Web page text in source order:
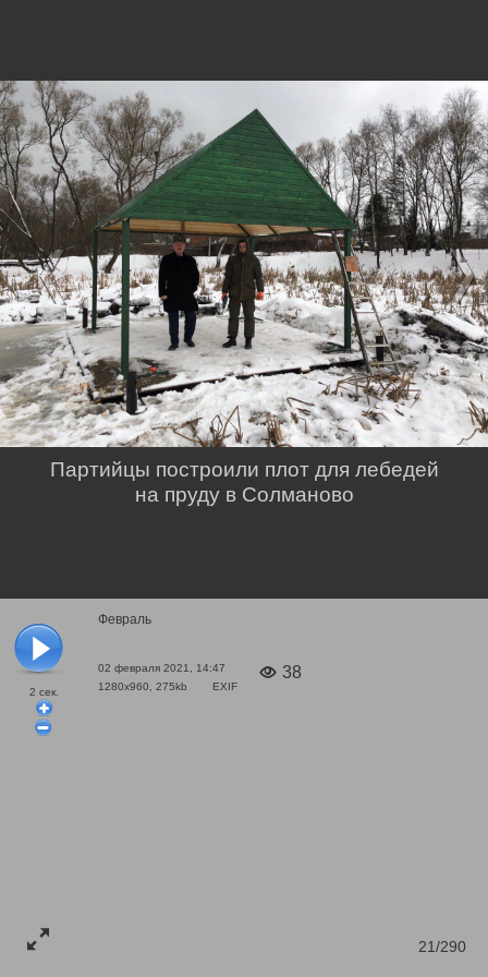
2 сек.
Февраль
02 февраля 2021, 14:47
1280x960, 275kb
EXIF
38
21/290
Партийцы построили плот для лебедей
на пруду в Солманово